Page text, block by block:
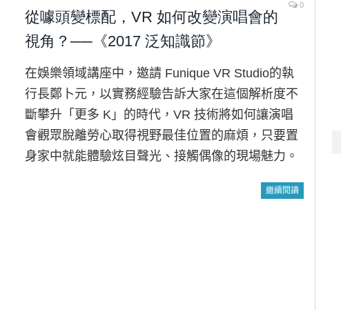
0
從噱頭變標配，VR 如何改變演唱會的
視角？──《2017 泛知識節》
在娛樂領域講座中，邀請 Funique VR Studio的執
行長鄭卜元，以實務經驗告訴大家在這個解析度不
斷攀升「更多 K」的時代，VR 技術將如何讓演唱
會觀眾脫離勞心取得視野最佳位置的麻煩，只要置
身家中就能體驗炫目聲光、接觸偶像的現場魅力。
繼續閱讀